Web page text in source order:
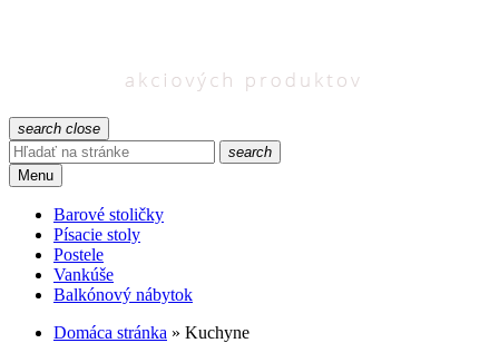
search close
search
Menu
Barové stoličky
Písacie stoly
Postele
Vankúše
Balkónový nábytok
Domáca stránka » Kuchyne